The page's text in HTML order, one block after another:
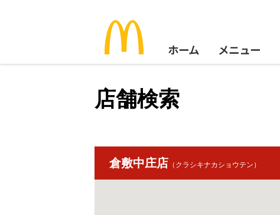
ホーム メニュー
店舗検索
倉敷中庄店 （クラシキナカショウテン）